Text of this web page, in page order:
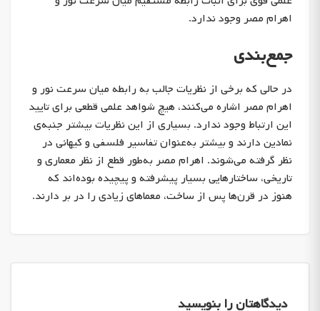
اهرام مصر وجود ندارد.
جمع‌بندی
در حالی که برخی از نظریات جالب به رابطه میان سرعت نور و
اهرام مصر اشاره می‌کنند، هیچ شواهد علمی قطعی برای تایید
این ارتباط وجود ندارد. بسیاری از این نظریات بیشتر جنبه‌ی
نمادین دارند و بیشتر به‌عنوان تفاسیر فلسفی و کیهانی در
نظر گرفته می‌شوند. اهرام مصر به‌طور قطع از نظر معماری و
تاریخی، ساختارهایی بسیار پیشرفته و پیچیده بوده‌اند که
هنوز در قرن‌ها پس از ساخت، معماهای زیادی را در بر دارند.
دیدگاهتان را بنویسید